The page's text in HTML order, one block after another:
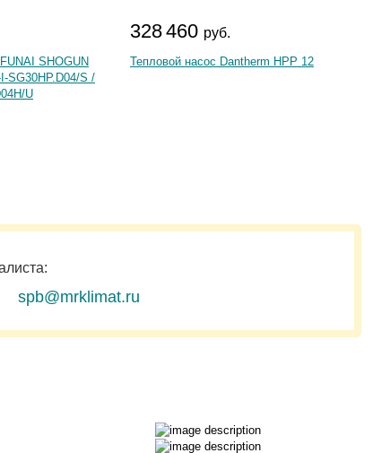
SHOGUN
SG30HP.D04/S /
U
328 460 руб.
Тепловой насос Dantherm HPP 12
spb@mrklimat.ru